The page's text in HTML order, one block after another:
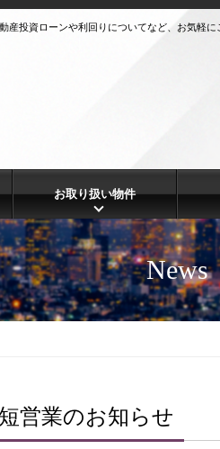
投資ローンや利回りについてなど、お気軽に
お取り扱い物件
News
営業のお知らせ